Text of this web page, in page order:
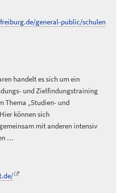
general-public/schulen
handelt es sich um ein
und Zielfindungstraining
Thema „Studien- und
können sich
mit anderen intensiv
…